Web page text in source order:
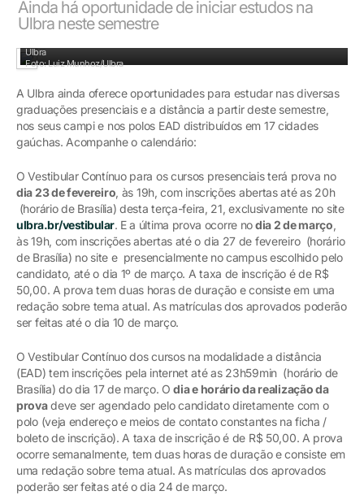
Ainda há oportunidade de iniciar estudos na
Ulbra neste semestre
Ulbra
Foto: Luiz Munhoz/Ulbra
A Ulbra ainda oferece oportunidades para estudar nas diversas
graduações presenciais e a distância a partir deste semestre,
nos seus campi e nos polos EAD distribuídos em 17 cidades
gaúchas. Acompanhe o calendário:
O Vestibular Contínuo para os cursos presenciais terá prova no
dia 23 de fevereiro, às 19h, com inscrições abertas até as 20h
(horário de Brasília) desta terça-feira, 21, exclusivamente no site
ulbra.br/vestibular. E a última prova ocorre nodia 2 de março,
às 19h, com inscrições abertas até o dia 27 de fevereiro (horário
de Brasília) no site e presencialmente no campus escolhido pelo
candidato, até o dia 1º de março. A taxa de inscrição é de R$
50,00. A prova tem duas horas de duração e consiste em uma
redação sobre tema atual. As matrículas dos aprovados poderão
ser feitas até o dia 10 de março.
O Vestibular Contínuo dos cursos na modalidade a distância
(EAD) tem inscrições pela internet até as 23h59min (horário de
Brasília) do dia 17 de março. Odia e horário da realização da
provadeve ser agendado pelo candidato diretamente com o
polo (veja endereço e meios de contato constantes na ficha /
boleto de inscrição). A taxa de inscrição é de R$ 50,00. A prova
ocorre semanalmente, tem duas horas de duração e consiste em
uma redação sobre tema atual. As matrículas dos aprovados
poderão ser feitas até o dia 24 de março.